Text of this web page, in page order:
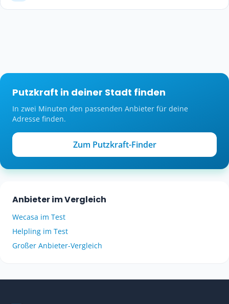
Putzkraft in deiner Stadt finden
In zwei Minuten den passenden Anbieter für deine
Adresse finden.
Zum Putzkraft-Finder
Anbieter im Vergleich
Wecasa im Test
Helpling im Test
Großer Anbieter-Vergleich